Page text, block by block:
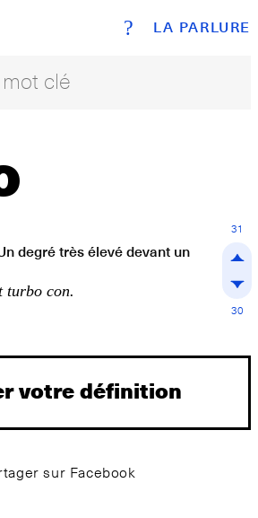
LA PARLURE
?
degré très élevé devant un
turbo con.
31
30
votre définition
sur Facebook